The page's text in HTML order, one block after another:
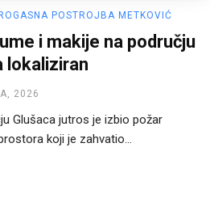
POSTROJBA METKOVIĆ
i makije na području
lokaliziran
2026
Glušaca jutros je izbio požar
koji je zahvatio...